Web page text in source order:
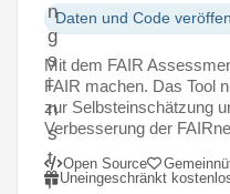
n
g
s
i
n
s
t
i
Daten und Code
Mit dem FAIR
FAIR machen. Das Tool
zur Selbsteinschätzung
Verbesserung der
Open Source
Uneingeschränkt